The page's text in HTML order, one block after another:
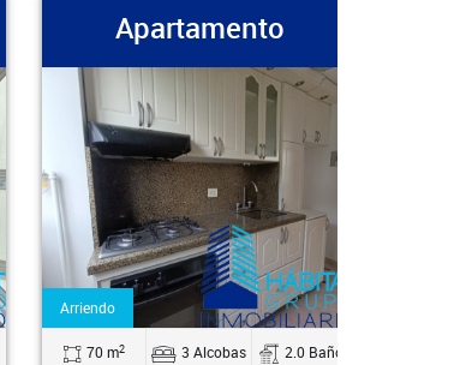
Apartamento
Arriendo
75 m2 3 Alcobas 2.0 Baños